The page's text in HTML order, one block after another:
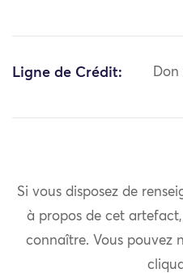
Ligne de Crédit:
Si vous disposez de
à propos de cet
connaître. Vous pouvez